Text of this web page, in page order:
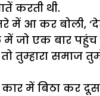
करती थी.
में आ कर बोली,
जो एक बार पहुंच
तुम्हारा समाज
कार में बिठा कर